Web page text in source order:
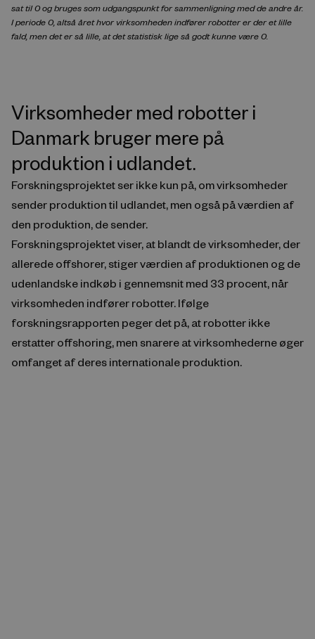
sat til 0 og bruges som udgangspunkt for sammenligning med de andre år.
I periode 0, altså året hvor virksomheden indfører robotter er der et lille
fald, men det er så lille, at det statistisk lige så godt kunne være 0.
Virksomheder med robotter i
Danmark bruger mere på
produktion i udlandet.
Forskningsprojektet ser ikke kun på, om virksomheder
sender produktion til udlandet, men også på værdien af
den produktion, de sender.
Forskningsprojektet viser, at blandt de virksomheder, der
allerede offshorer, stiger værdien af produktionen og de
udenlandske indkøb i gennemsnit med 33 procent, når
virksomheden indfører robotter. Ifølge
forskningsrapporten peger det på, at robotter ikke
erstatter offshoring, men snarere at virksomhederne øger
omfanget af deres internationale produktion.